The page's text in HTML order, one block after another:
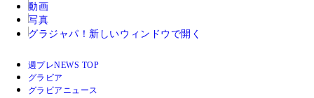
動画
写真
グラジャパ！ 新しいウィンドウで開く
週プレNEWS TOP
グラビア
グラビアニュース